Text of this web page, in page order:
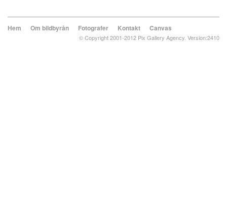
Hem Om bildbyrån Fotografer Kontakt Canvas
© Copyright 2001-2012 Pix Gallery Agency. Version:2410